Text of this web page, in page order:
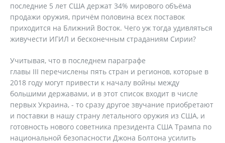
последние 5 лет США держат 34% мирового объёма
продажи оружия, причём половина всех поставок
приходится на Ближний Восток. Чего уж тогда удивляться
живучести ИГИЛ и бесконечным страданиям Сирии?
Учитывая, что в последнем параграфе
главы III перечислены пять стран и регионов, которые в
2018 году могут привести к началу войны между
большими державами, и в этот список входит в числе
первых Украина, - то сразу другое звучание приобретают
и поставки в нашу страну летального оружия из США, и
готовность нового советника президента США Трампа по
национальной безопасности Джона Болтона усилить